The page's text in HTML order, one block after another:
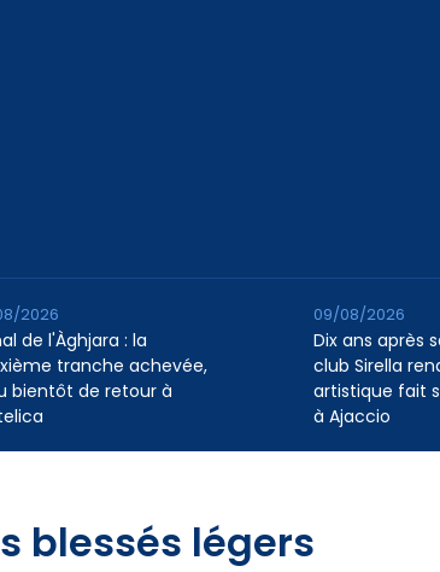
de l'Àghjara : la
tranche achevée,
bientôt de retour à
2026
Dix ans après
club Sirella
artistique fait
à Ajaccio
09/08/2026
blessés légers